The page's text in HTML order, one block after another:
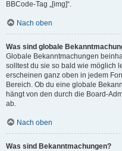
BBCode-Tag „[img]“.
Nach oben
Was sind globale
Globale Bekanntmachungen
solltest du sie so bald wie möglich
erscheinen ganz oben in jedem
Bereich. Ob du eine globale
hängt von den durch die Board-
ab.
Nach oben
Was sind Bekanntmachungen?